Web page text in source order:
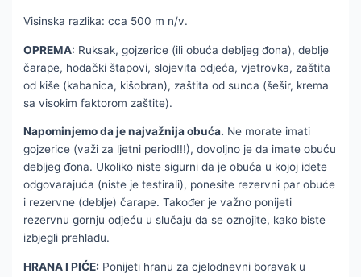
Visinska razlika: cca 500 m n/v.
OPREMA: Ruksak, gojzerice (ili obuća debljeg đona), deblje
čarape, hodački štapovi, slojevita odjeća, vjetrovka, zaštita
od kiše (kabanica, kišobran), zaštita od sunca (šešir, krema
sa visokim faktorom zaštite).
Napominjemo da je najvažnija obuća. Ne morate imati
gojzerice (važi za ljetni period!!!), dovoljno je da imate obuću
debljeg đona. Ukoliko niste sigurni da je obuća u kojoj idete
odgovarajuća (niste je testirali), ponesite rezervni par obuće
i rezervne (deblje) čarape. Također je važno ponijeti
rezervnu gornju odjeću u slučaju da se oznojite, kako biste
izbjegli prehladu.
HRANA I PIĆE: Ponijeti hranu za cjelodnevni boravak u